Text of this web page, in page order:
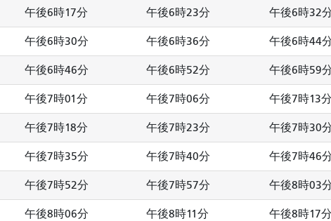
午後6時17分 午後6時23分 午後6時32
午後6時30分 午後6時36分 午後6時44
午後6時46分 午後6時52分 午後6時59
午後7時01分 午後7時06分 午後7時13分
午後7時18分 午後7時23分 午後7時30
午後7時35分 午後7時40分 午後7時46
午後7時52分 午後7時57分 午後8時03
午後8時06分 午後8時11分 午後8時17分